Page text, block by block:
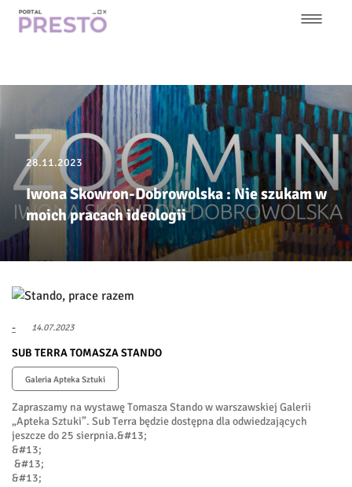
Przejdź
nawigacja
28.11.2023
Iwona Skowron-Dobrowolska : Nie szukam w
moich pracach ideologii
- 14.07.2023
SUB TERRA TOMASZA STANDO
Galeria Apteka Sztuki
Zapraszamy na wystawę Tomasza Stando w warszawskiej Galerii
„Apteka Sztuki”. Sub Terra będzie dostępna dla odwiedzających
jeszcze do 25 sierpnia.&#13;
&#13;
&#13;
&#13;